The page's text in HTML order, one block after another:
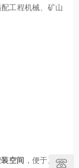
工程机械、矿山
空间 ，便于系统